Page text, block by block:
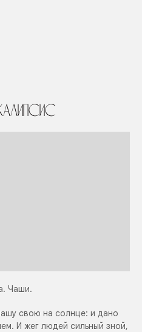
Чаши.
свою на солнце: и дано
И жег людей сильный зной,